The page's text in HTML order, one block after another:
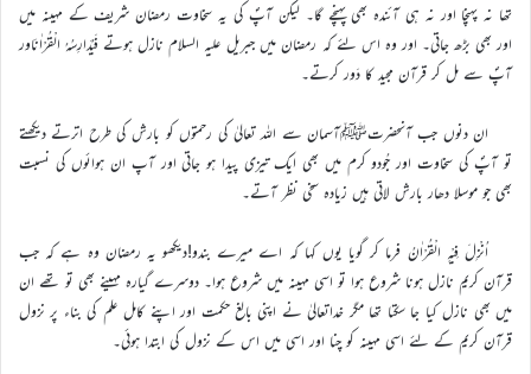
تھا نہ پہنچا اور نہ ہی آئندہ بھی پہنچے گا۔ لیکن آپؐ کی یہ سخاوت رمضان شریف کے مہینہ میں
اور بھی بڑھ جاتی۔ اور وہ اس لئے کہ رمضان میں جبریل علیہ السلام نازل ہوتے فَیُدَارِسُہُ الْقُرْاٰنَاور
آپؐ سے مل کر قرآن مجید کا دَور کرتے۔
ان دنوں جب آنحضرتﷺآسمان سے اللہ تعالیٰ کی رحمتوں کو بارش کی طرح اترتے دیکھتے
تو آپؐ کی سخاوت اور جُودو کرم میں بھی ایک تیزی پیدا ہو جاتی اور آپ ان ہوائوں کی نسبت
بھی جو موسلا دھار بارش لاتی ہیں زیادہ سخی نظر آتے۔
اُنْزِلَ فِیْہِ الْقُرْاٰنُ فرما کر گویا یوں کہا کہ اے میرے بندو!دیکھو یہ رمضان وہ ہے کہ جب
قرآن کریم نازل ہونا شروع ہوا تو اسی مہینہ میں شروع ہوا۔ دوسرے گیارہ مہینے بھی تو تھے ان
میں بھی نازل کیا جا سکتا تھا مگر خداتعالیٰ نے اپنی بالغ حکمت اور اپنے کامل علم کی بناء پر نزول
قرآن کریم کے لئے اسی مہینہ کو چنا اور اسی میں اس کے نزول کی ابتدا ہوئی۔